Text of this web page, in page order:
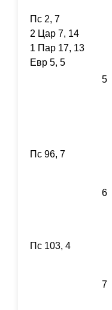
Пс 2, 7
2 Цар 7, 14
1 Пар 17, 13
Евр 5, 5
5
Пс 96, 7
6
Пс 103, 4
7